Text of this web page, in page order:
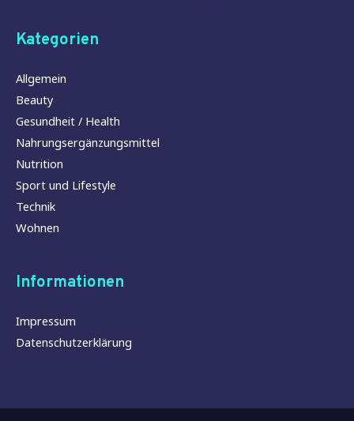
Kategorien
Allgemein
Beauty
Gesundheit / Health
Nahrungsergänzungsmittel
Nutrition
Sport und Lifestyle
Technik
Wohnen
Informationen
Impressum
Datenschutzerklärung